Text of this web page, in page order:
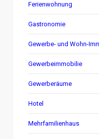
Ferienwohnung
Gastronomie
Gewerbe- und Wohn-
Gewerbeimmobilie
Gewerberäume
Hotel
Mehrfamilienhaus